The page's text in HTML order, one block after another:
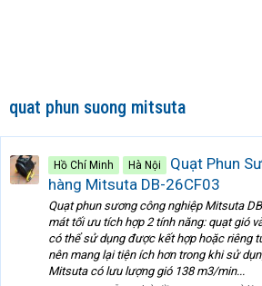
quat phun suong mitsuta
Hồ Chí Minh Hà Nội
Quạt Phun
hàng Mitsuta DB-26CF03
Quạt phun sương công nghiệp Mitsuta
mát tối ưu tích hợp 2 tính năng: quạt gió
có thể sử dụng được kết hợp hoặc riêng
nên mang lại tiện ích hơn trong khi sử
Mitsuta có lưu lượng gió 138 m3/min...